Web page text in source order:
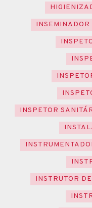
INSPETOR
INSTRUTOR